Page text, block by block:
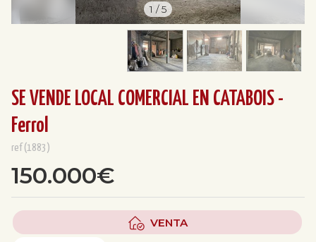
1 /5
SE VENDE LOCAL COMERCIAL EN CATABOIS -
Ferrol
ref(1883)
150.000€
VENTA